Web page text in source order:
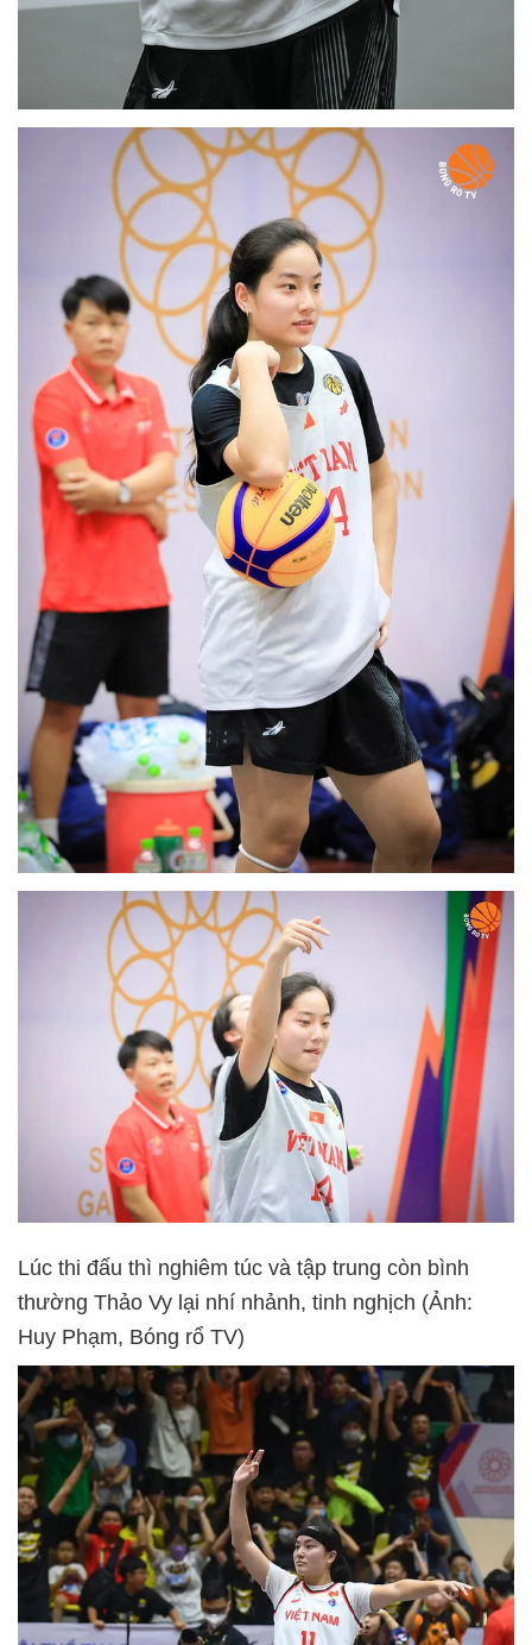
Lúc thi đấu thì nghiêm túc và tập trung còn bình
thường Thảo Vy lại nhí nhảnh, tinh nghịch (Ảnh:
Huy Phạm, Bóng rổ TV)